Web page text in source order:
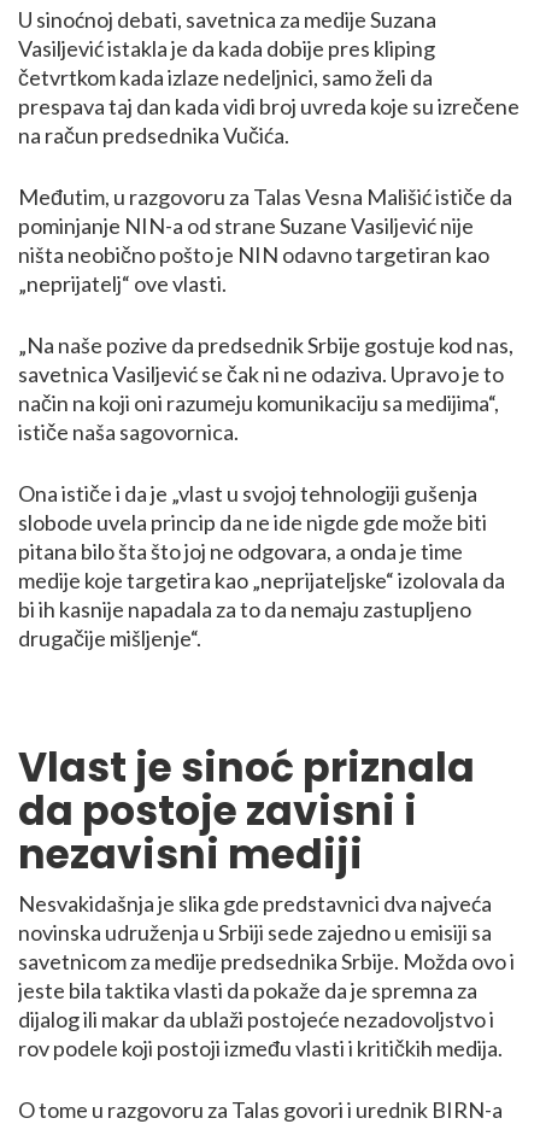
U sinoćnoj debati, savetnica za medije Suzana
Vasiljević istakla je da kada dobije pres kliping
četvrtkom kada izlaze nedeljnici, samo želi da
prespava taj dan kada vidi broj uvreda koje su izrečene
na račun predsednika Vučića.
Međutim, u razgovoru za Talas Vesna Mališić ističe da
pominjanje NIN-a od strane Suzane Vasiljević nije
ništa neobično pošto je NIN odavno targetiran kao
„neprijatelj“ ove vlasti.
„Na naše pozive da predsednik Srbije gostuje kod nas,
savetnica Vasiljević se čak ni ne odaziva. Upravo je to
način na koji oni razumeju komunikaciju sa medijima“,
ističe naša sagovornica.
Ona ističe i da je „vlast u svojoj tehnologiji gušenja
slobode uvela princip da ne ide nigde gde može biti
pitana bilo šta što joj ne odgovara, a onda je time
medije koje targetira kao „neprijateljske“ izolovala da
bi ih kasnije napadala za to da nemaju zastupljeno
drugačije mišljenje“.
Vlast je sinoć priznala
da postoje zavisni i
nezavisni mediji
Nesvakidašnja je slika gde predstavnici dva najveća
novinska udruženja u Srbiji sede zajedno u emisiji sa
savetnicom za medije predsednika Srbije. Možda ovo i
jeste bila taktika vlasti da pokaže da je spremna za
dijalog ili makar da ublaži postojeće nezadovoljstvo i
rov podele koji postoji između vlasti i kritičkih medija.
O tome u razgovoru za Talas govori i urednik BIRN-a